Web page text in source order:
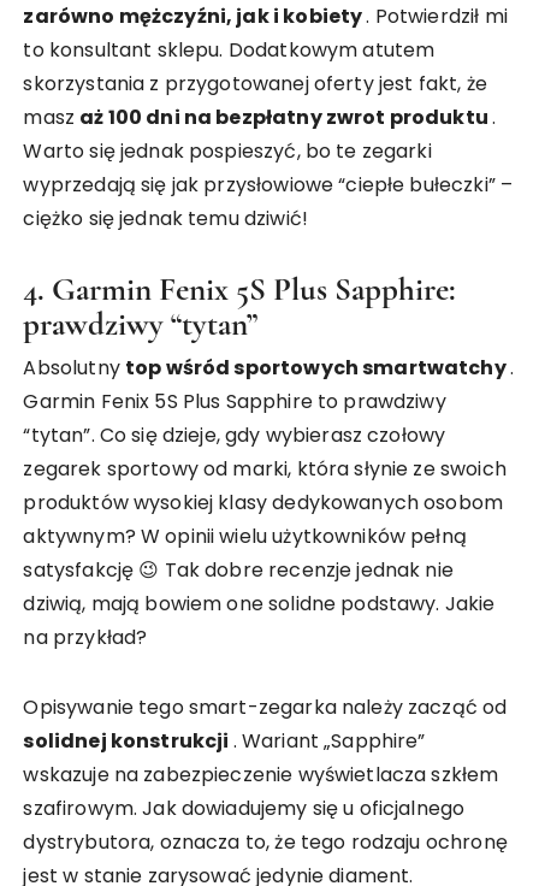
zarówno mężczyźni, jak i kobiety. Potwierdził mi
to konsultant sklepu. Dodatkowym atutem
skorzystania z przygotowanej oferty jest fakt, że
masz aż 100 dni na bezpłatny zwrot produktu.
Warto się jednak pospieszyć, bo te zegarki
wyprzedają się jak przysłowiowe “ciepłe bułeczki” –
ciężko się jednak temu dziwić!
4. Garmin Fenix 5S Plus Sapphire:
prawdziwy “tytan”
Absolutny top wśród sportowych smartwatchy.
Garmin Fenix 5S Plus Sapphire to prawdziwy
“tytan”. Co się dzieje, gdy wybierasz czołowy
zegarek sportowy od marki, która słynie ze swoich
produktów wysokiej klasy dedykowanych osobom
aktywnym? W opinii wielu użytkowników pełną
satysfakcję 😉 Tak dobre recenzje jednak nie
dziwią, mają bowiem one solidne podstawy. Jakie
na przykład?
Opisywanie tego smart-zegarka należy zacząć od
solidnej konstrukcji . Wariant „Sapphire”
wskazuje na zabezpieczenie wyświetlacza szkłem
szafirowym. Jak dowiadujemy się u oficjalnego
dystrybutora, oznacza to, że tego rodzaju ochronę
jest w stanie zarysować jedynie diament.